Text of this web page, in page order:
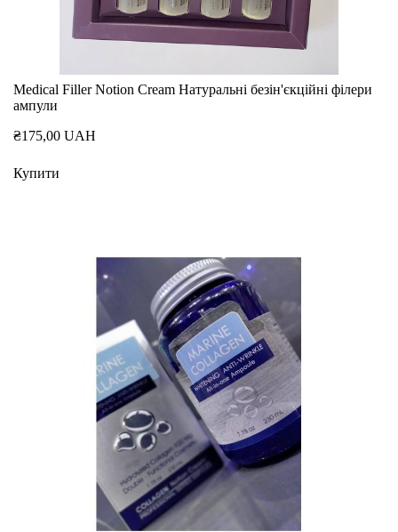
Medical Filler Notion Cream Натуральні безін'єкційні філери
ампули
₴175,00 UAH
Купити